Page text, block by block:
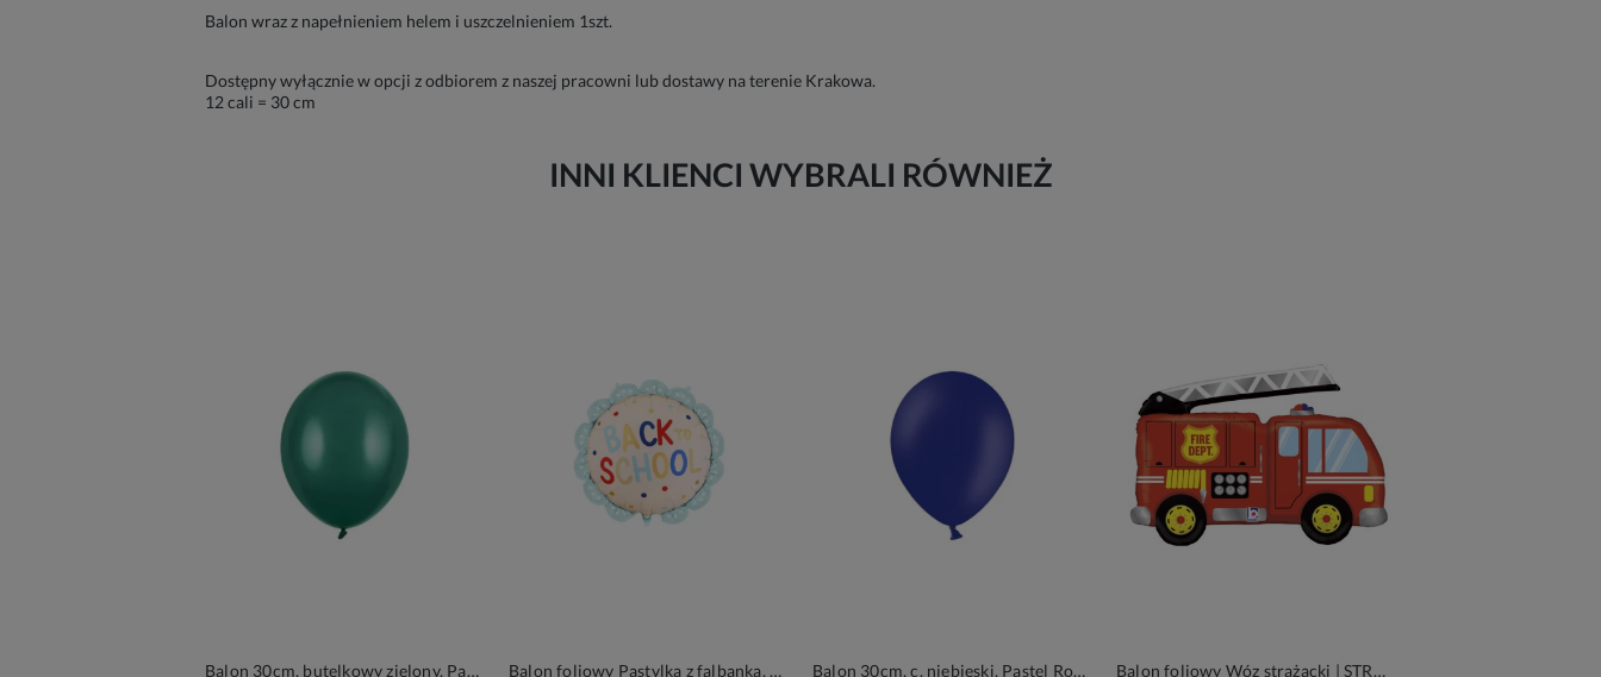
Balon wraz z napełnieniem helem i uszczelnieniem 1szt.
Dostępny wyłącznie w opcji z odbiorem z naszej pracowni lub dostawy na terenie Krakowa.
12 cali = 30 cm
INNI KLIENCI WYBRALI RÓWNIEŻ
Balon 30cm, butelkowy zielony, Pastel Bottle Green, 1szt.| PartyDeco Strong Balloons + HEL (odbiór osobisty, dostawa, Kraków)
Balon foliowy Pastylka z falbanką, Back to school
Balon 30cm, c. niebieski, Pastel Royal Blue, 1szt.| PartyDeco Strong Balloons + HEL (odbiór osobisty, dostawa, Kraków)
Balon foliowy Wóz strażacki | STRAŻ POŻARNA